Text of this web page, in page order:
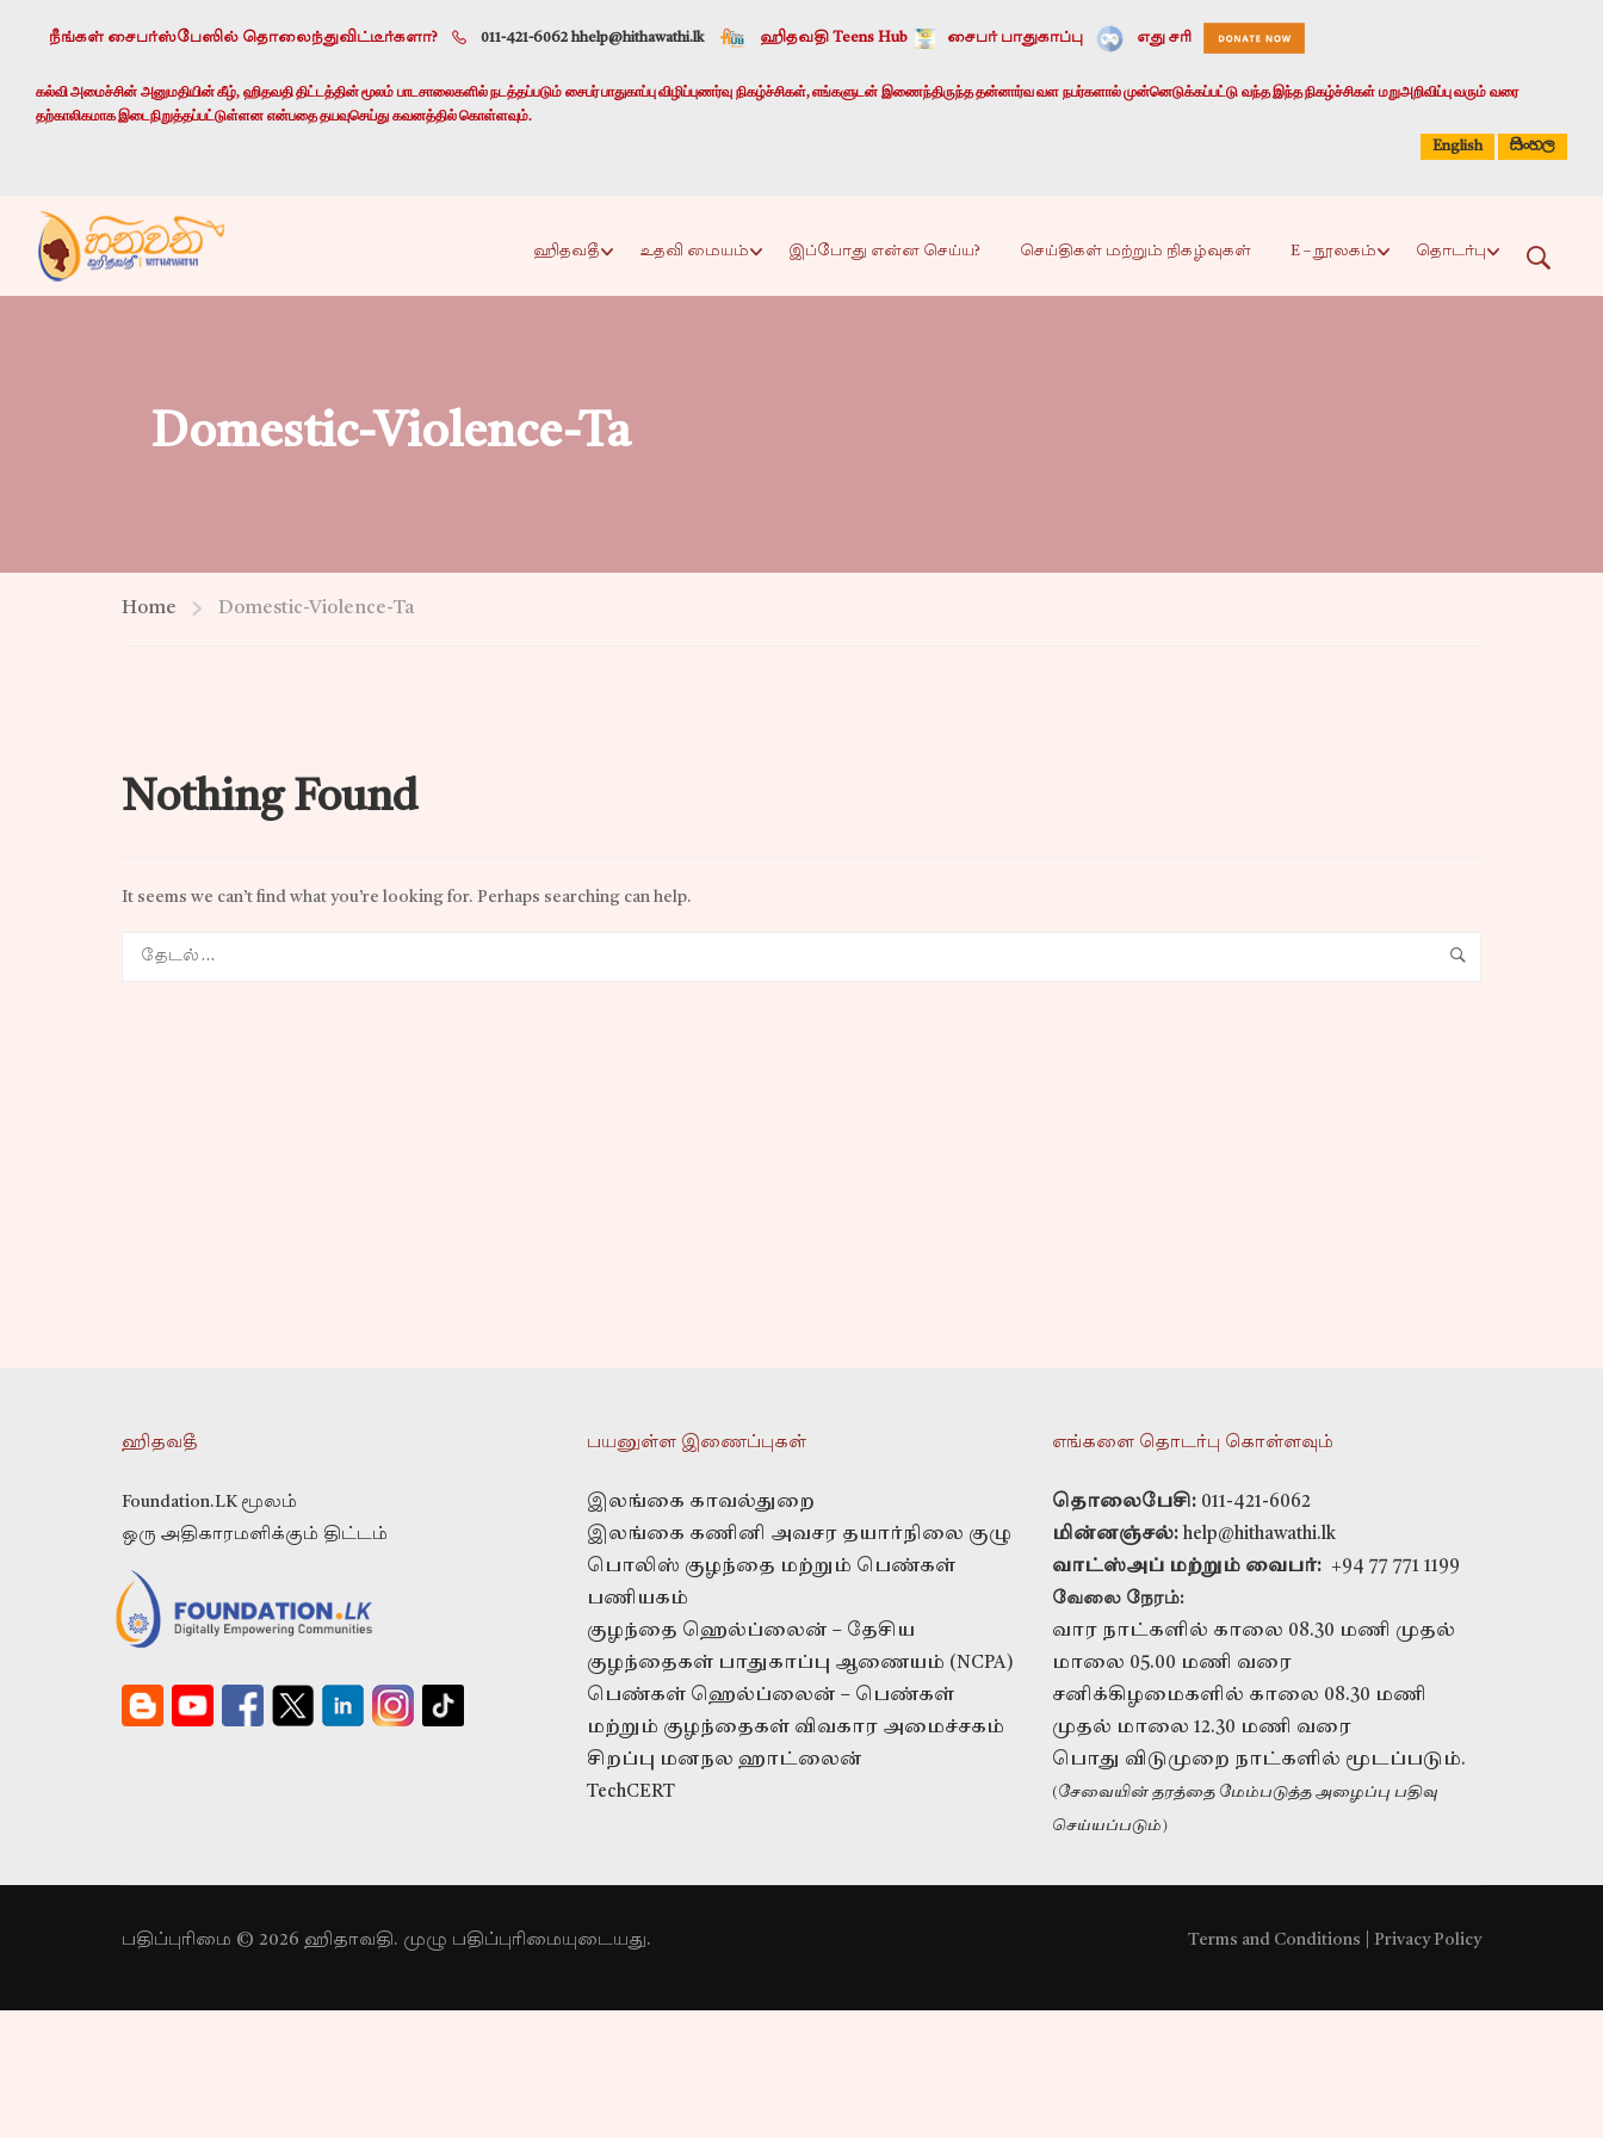
நீங்கள் சைபர்ஸ்பேஸில் தொலைந்துவிட்டீர்களா? 011-421-6062 hhelp@hithawathi.lk ஹிதவதி Teens Hub சைபர் பாதுகாப்பு எது சரி
கல்வி அமைச்சின் அனுமதியின் கீழ், ஹிதவதி திட்டத்தின் மூலம் பாடசாலைகளில் நடத்தப்படும் சைபர் பாதுகாப்பு விழிப்புணர்வு நிகழ்ச்சிகள், எங்களுடன் இணைந்திருந்த தன்னார்வ வள நபர்களால் முன்னெடுக்கப்பட்டு வந்த இந்த நிகழ்ச்சிகள் மறுஅறிவிப்பு வரும் வரை
தற்காலிகமாக இடைநிறுத்தப்பட்டுள்ளன என்பதை தயவுசெய்து கவனத்தில் கொள்ளவும்.
English සිංහල
ஹிதவதீ உதவி மையம் இப்போது என்ன செய்ய? செய்திகள் மற்றும் நிகழ்வுகள் E – நூலகம் தொடர்பு
Domestic-Violence-Ta
Home Domestic-Violence-Ta
Nothing Found
It seems we can’t find what you’re looking for. Perhaps searching can help.
ஹிதவதீ
Foundation.LK மூலம்
ஒரு அதிகாரமளிக்கும் திட்டம்
பயனுள்ள இணைப்புகள்
இலங்கை காவல்துறை
இலங்கை கணினி அவசர தயார்நிலை குழு
பொலிஸ் குழந்தை மற்றும் பெண்கள்
பணியகம்
குழந்தை ஹெல்ப்லைன் – தேசிய
குழந்தைகள் பாதுகாப்பு ஆணையம் (NCPA)
பெண்கள் ஹெல்ப்லைன் – பெண்கள்
மற்றும் குழந்தைகள் விவகார அமைச்சகம்
சிறப்பு மனநல ஹாட்லைன்
TechCERT
எங்களை தொடர்பு கொள்ளவும்
தொலைபேசி: 011-421-6062
மின்னஞ்சல்: help@hithawathi.lk
வாட்ஸ்அப் மற்றும் வைபர்: +94 77 771 1199
வேலை நேரம்:
வார நாட்களில் காலை 08.30 மணி முதல்
மாலை 05.00 மணி வரை
சனிக்கிழமைகளில் காலை 08.30 மணி
முதல் மாலை 12.30 மணி வரை
பொது விடுமுறை நாட்களில் மூடப்படும்.
(சேவையின் தரத்தை மேம்படுத்த அழைப்பு பதிவு
செய்யப்படும்)
பதிப்புரிமை © 2026 ஹிதாவதி. முழு பதிப்புரிமையுடையது. Terms and Conditions Privacy Policy
கூட்டாளராக